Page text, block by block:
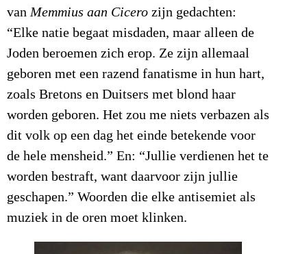
vanMemmius aan Cicero zijn gedachten:
“Elke natie begaat misdaden, maar alleen de
Joden beroemen zich erop. Ze zijn allemaal
geboren met een razend fanatisme in hun hart,
zoals Bretons en Duitsers met blond haar
worden geboren. Het zou me niets verbazen als
dit volk op een dag het einde betekende voor
de hele mensheid.” En: “Jullie verdienen het te
worden bestraft, want daarvoor zijn jullie
geschapen.” Woorden die elke antisemiet als
muziek in de oren moet klinken.